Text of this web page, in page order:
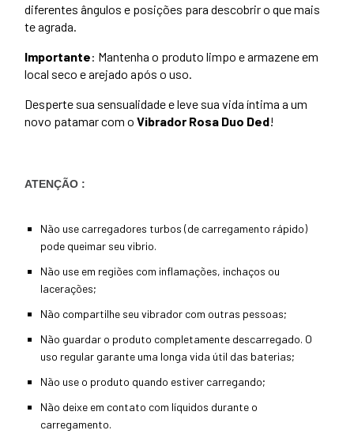
diferentes ângulos e posições para descobrir o que mais
te agrada.
Importante: Mantenha o produto limpo e armazene em
local seco e arejado após o uso.
Desperte sua sensualidade e leve sua vida íntima a um
novo patamar com o Vibrador Rosa Duo Ded!
ATENÇÃO :
Não use carregadores turbos (de carregamento rápido)
pode queimar seu vibrio.
Não use em regiões com inflamações, inchaços ou
lacerações;
Não compartilhe seu vibrador com outras pessoas;
Não guardar o produto completamente descarregado. O
uso regular garante uma longa vida útil das baterias;
Não use o produto quando estiver carregando;
Não deixe em contato com líquidos durante o
carregamento.